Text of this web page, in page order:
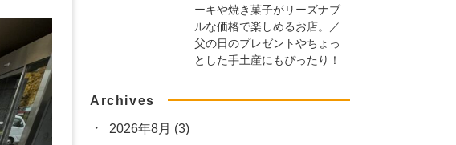
ーキや焼き菓子がリーズナブ
ルな価格で楽しめるお店。／
父の日のプレゼントやちょっ
とした手土産にもぴったり！
Archives
2026年8月 (3)